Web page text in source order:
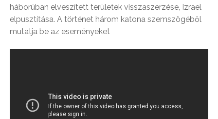
háborúban elveszített területek visszaszerzése, Izrael
elpusztítása. A történet három katona szemszögéből
mutatja be az eseményeket